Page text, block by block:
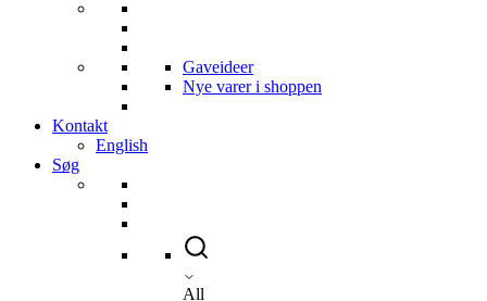
Gaveideer
Nye varer i shoppen
Kontakt
English
Søg
All